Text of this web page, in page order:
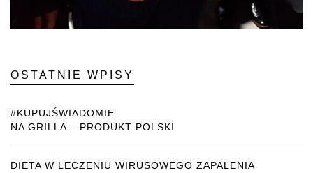
OSTATNIE WPISY
#KUPUJŚWIADOMIE
NA GRILLA – PRODUKT POLSKI
DIETA W LECZENIU WIRUSOWEGO ZAPALENIA